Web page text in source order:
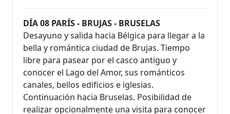
DÍA 08 PARÍS - BRUJAS - BRUSELAS
Desayuno y salida hacia Bélgica para llegar a la
bella y romántica ciudad de Brujas. Tiempo
libre para pasear por el casco antiguo y
conocer el Lago del Amor, sus románticos
canales, bellos edificios e iglesias.
Continuación hacia Bruselas. Posibilidad de
realizar opcionalmente una visita para conocer